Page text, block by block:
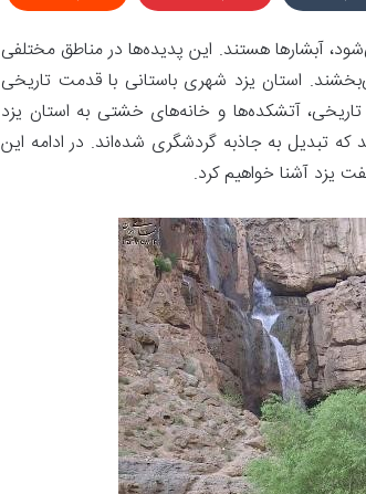
آبشار‌ها هستند. این پدیده‌ها در مناطق مختلفی
استان یزد شهری باستانی با قدمت تاریخی
آتشکده‌ها و خانه‌های خشتی به استان یزد
که تبدیل به جاذبه گردشگری شده‌اند. در ادامه این
یزد آشنا خواهیم کرد.